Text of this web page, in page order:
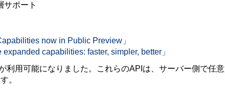
サポート
now in Public Preview」
expanded capabilities: faster, simpler, better」
用可能になりました。これらのAPIは、サーバー側で任意
。